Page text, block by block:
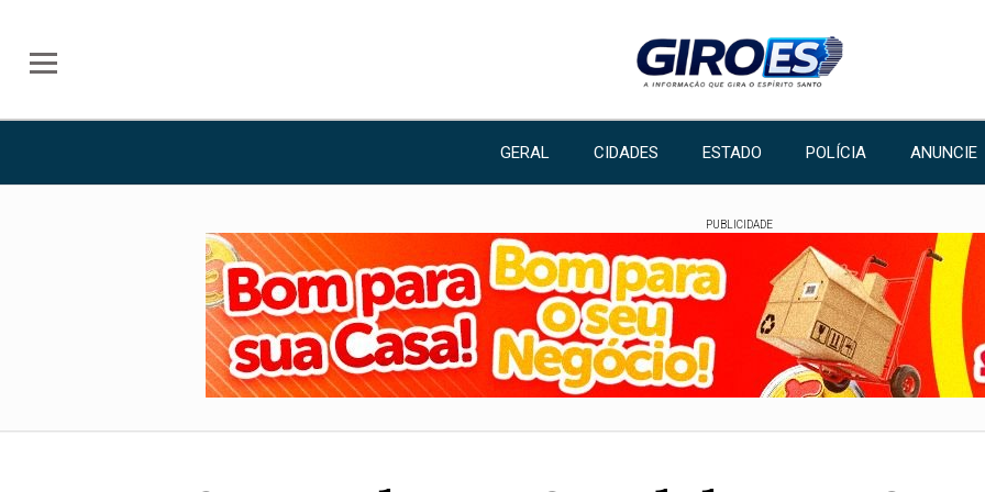
GERAL CIDADES ESTADO POLÍCIA ANUNCIE
PUBLICIDADE